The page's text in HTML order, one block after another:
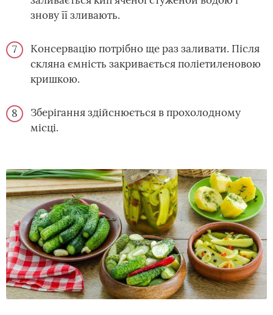
знову її зливають.
Консервацію потрібно ще раз заливати. Після
скляна ємність закривається поліетиленовою
кришкою.
Зберігання здійснюється в прохолодному
місці.